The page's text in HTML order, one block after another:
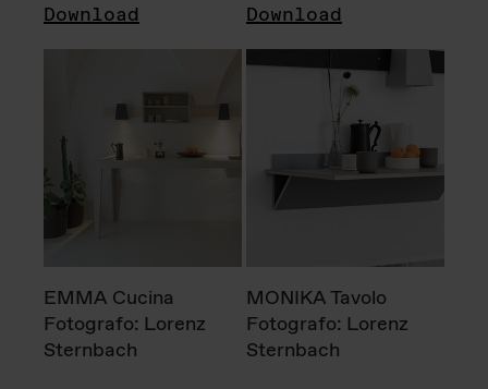
Download Download
EMMA Cucina
Fotografo: Lorenz
Sternbach
MONIKA Tavolo
Fotografo: Lorenz
Sternbach